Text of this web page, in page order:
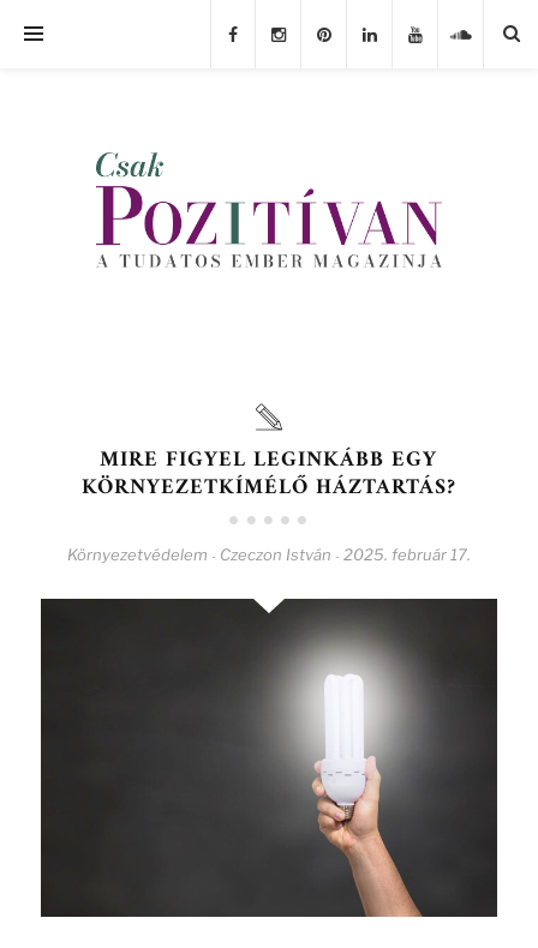
MIRE FIGYEL LEGINKÁBB EGY
KÖRNYEZETKÍMÉLŐ HÁZTARTÁS?
Környezetvédelem - Czeczon István - 2025. február 17.